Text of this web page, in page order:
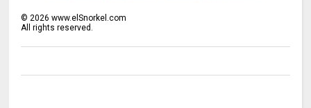
© 2026 www.elSnorkel.com
All rights reserved.